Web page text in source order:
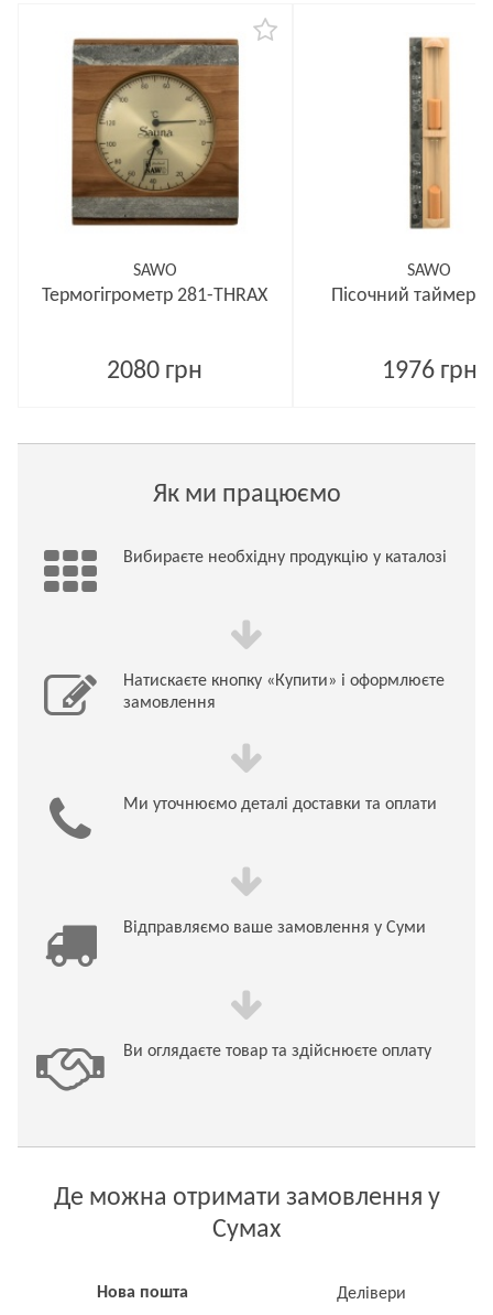
SAWO
Термогігрометр 281-THRAX
2080 грн
SAWO
Пісочний таймер
1976 грн
Як ми працюємо
Вибираєте необхідну продукцію у каталозі
Натискаєте кнопку «Купити» і оформлюєте
замовлення
Ми уточнюємо деталі доставки та оплати
Відправляємо ваше замовлення у Суми
Ви оглядаєте товар та здійснюєте оплату
Де можна отримати замовлення у
Сумах
Нова пошта Делівери